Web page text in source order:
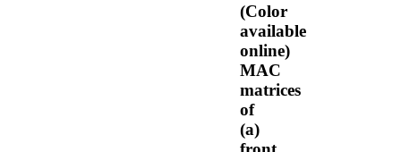
(Color
available
online)
MAC
matrices
of
(a)